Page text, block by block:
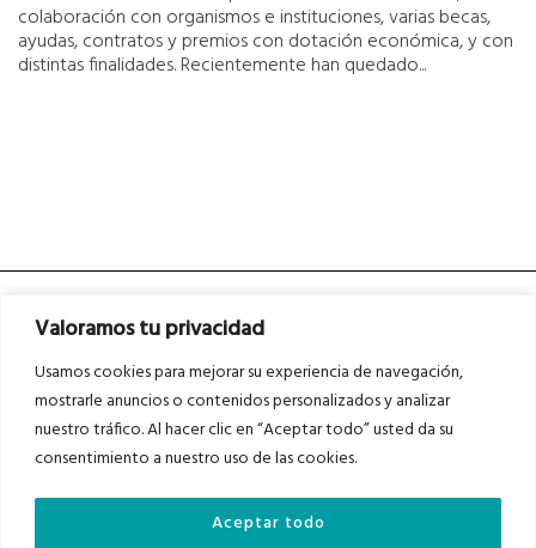
Valoramos tu privacidad
Usamos cookies para mejorar su experiencia de navegación,
mostrarle anuncios o contenidos personalizados y analizar
nuestro tráfico. Al hacer clic en “Aceptar todo” usted da su
consentimiento a nuestro uso de las cookies.
Aceptar todo
colaboración con organismos e instituciones, varias becas,
ayudas, contratos y premios con dotación económica, y con
distintas finalidades. Recientemente han quedado...
Asociados a
Auditados por